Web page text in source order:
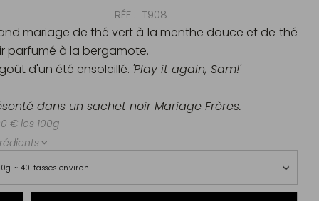
RÉF T908
~ 40 tasses environ
mariage de thé vert à la menthe douce et de thé
parfumé à la bergamote.
d'un été ensoleillé. 'Play it again, Sam!'
dans un sachet noir Mariage Frères.
€ les 100g